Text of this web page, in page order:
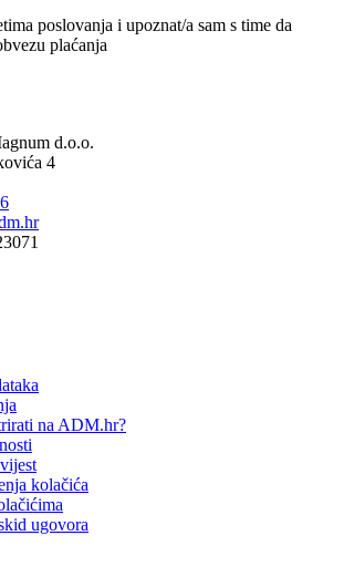
poslovanja i upoznat/a sam s time da
plaćanja
d.o.o.
4
na ADM.hr?
kolačića
ugovora